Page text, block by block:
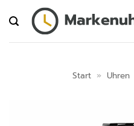
Inhalt
springen
Start » Uhren